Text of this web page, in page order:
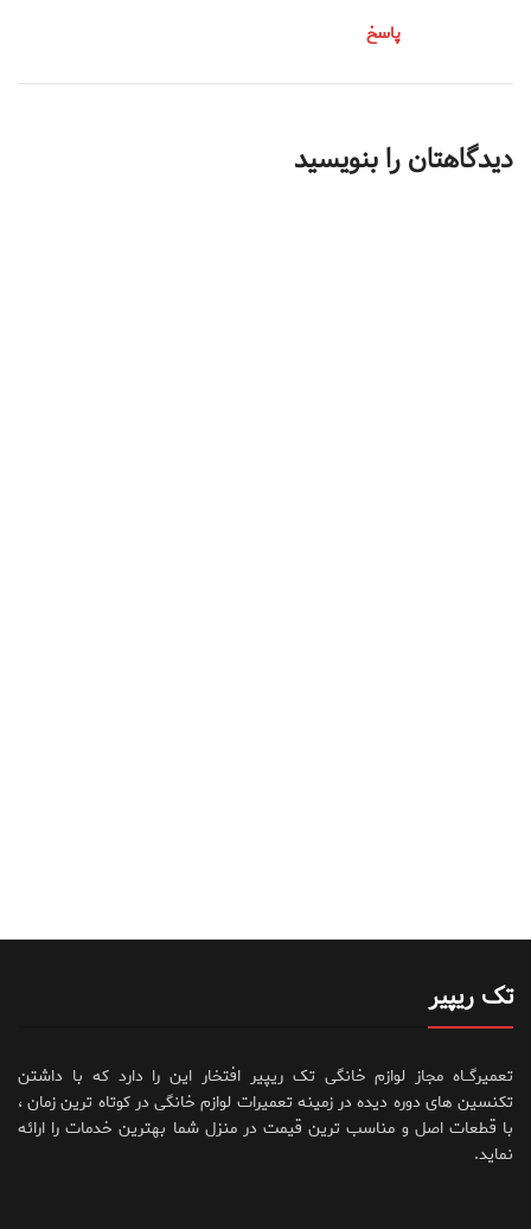
پاسخ
دیدگاهتان را بنویسید
تک ریپیر
تعمیرگــاه مجاز لوازم خانگی تک ریپیر افتخار این را دارد که با داشتن
تکنسین های دوره دیده در زمینه تعمیرات لوازم خانگی در کوتاه ترین زمان ،
با قطعات اصل و مناسب ترین قیمت در منزل شما بهترین خدمات را ارائه
نماید.